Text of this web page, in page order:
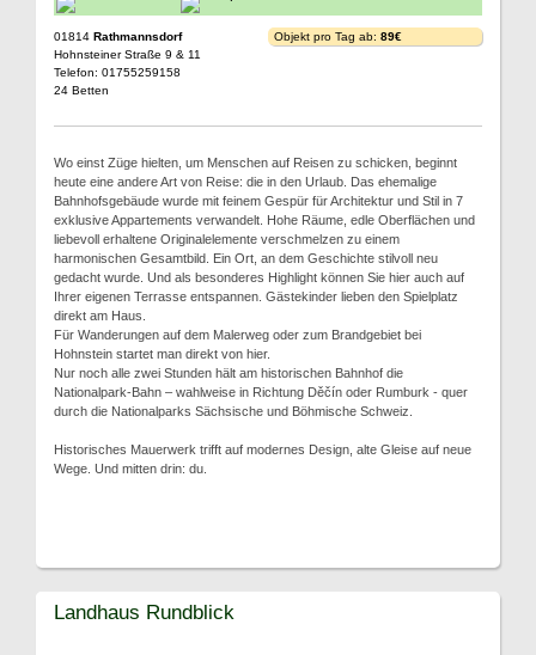
01814 Rathmannsdorf
Hohnsteiner Straße 9 & 11
Telefon: 01755259158
24 Betten
Objekt pro Tag ab: 89€
Wo einst Züge hielten, um Menschen auf Reisen zu schicken, beginnt
heute eine andere Art von Reise: die in den Urlaub. Das ehemalige
Bahnhofsgebäude wurde mit feinem Gespür für Architektur und Stil in 7
exklusive Appartements verwandelt. Hohe Räume, edle Oberflächen und
liebevoll erhaltene Originalelemente verschmelzen zu einem
harmonischen Gesamtbild. Ein Ort, an dem Geschichte stilvoll neu
gedacht wurde. Und als besonderes Highlight können Sie hier auch auf
Ihrer eigenen Terrasse entspannen. Gästekinder lieben den Spielplatz
direkt am Haus.
Für Wanderungen auf dem Malerweg oder zum Brandgebiet bei
Hohnstein startet man direkt von hier.
Nur noch alle zwei Stunden hält am historischen Bahnhof die
Nationalpark-Bahn – wahlweise in Richtung Děčín oder Rumburk - quer
durch die Nationalparks Sächsische und Böhmische Schweiz.
Historisches Mauerwerk trifft auf modernes Design, alte Gleise auf neue
Wege. Und mitten drin: du.
Landhaus Rundblick